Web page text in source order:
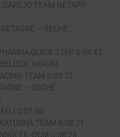
TEAM NETAPP-
– SECHE
QUICK STEP 0:04:47
0:04:49
TEAM 0:05:32
– SECHE
0:07:40
TEAM 0:08:21
DCM 0:08:28